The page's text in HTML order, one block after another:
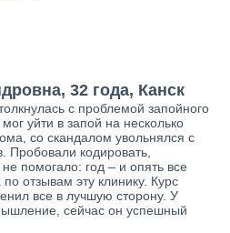
32 года, Канск
с проблемой запойного
уйти в запой на несколько
со скандалом увольнялся с
Пробовали кодировать,
помогало: год – и опять все
отзывам эту клинику. Курс
все в лучшую сторону. У
сейчас он успешный